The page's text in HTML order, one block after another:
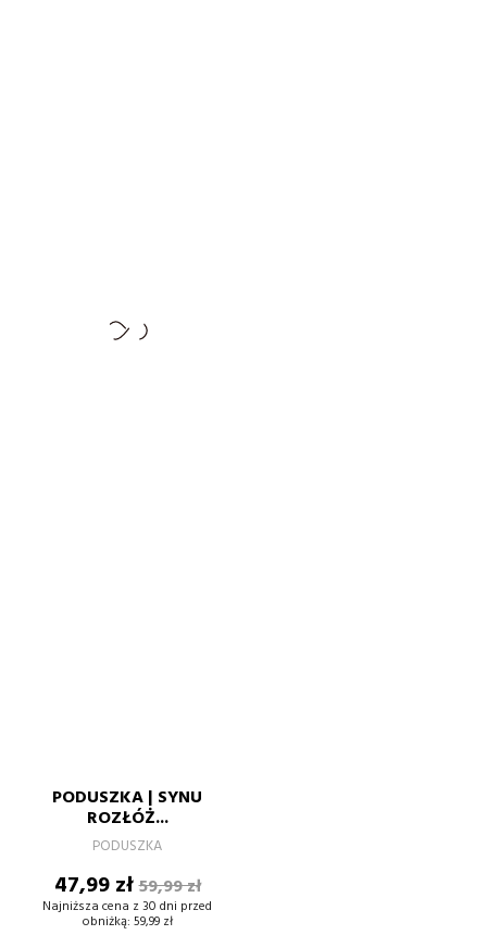
PODUSZKA | SYNU
ROZŁÓŻ...
PODUSZKA
Cena
47,99 złCena
podstawowa
59,99 zł
Najniższa cena z 30 dni przed
obniżką: 59,99 zł